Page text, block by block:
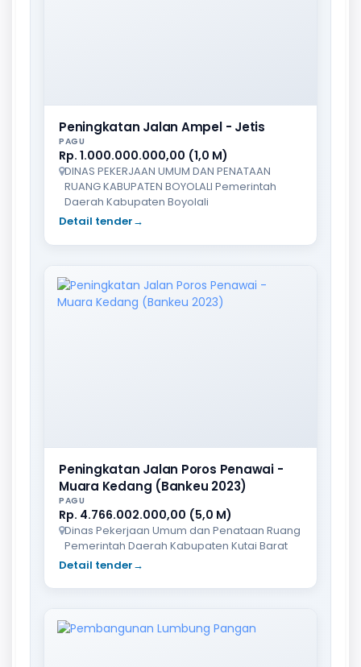
Peningkatan Jalan Ampel - Jetis
PAGU
Rp. 1.000.000.000,00 (1,0 M)
DINAS PEKERJAAN UMUM DAN PENATAAN
RUANG KABUPATEN BOYOLALI Pemerintah
Daerah Kabupaten Boyolali
Detail tender→
Peningkatan Jalan Poros Penawai -
Muara Kedang (Bankeu 2023)
PAGU
Rp. 4.766.002.000,00 (5,0 M)
Dinas Pekerjaan Umum dan Penataan Ruang
Pemerintah Daerah Kabupaten Kutai Barat
Detail tender→